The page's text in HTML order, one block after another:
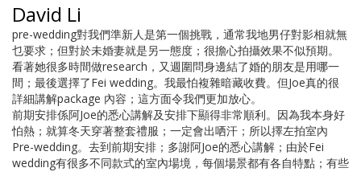
David Li
pre-wedding對我們準新人是第一個挑戰，通常我地男仔對影相就無
乜要求；但對於未婚妻就是另一態度；很擔心拍攝效果不似預期。
看著她很多時間做research，又週圍問身邊結了婚的朋友是用哪一
間；最後選擇了Fei wedding。我最怕複雜暗藏收費。但Joe真的很
詳細講解package 內容；這方面令我們更加放心。
前期安排係阿Joe的悉心講解及安排下顯得非常順利。因為我本身好
怕熱；就算冬天穿著整套禮服；一定會出哂汗；所以擇左拍室內
Pre-wedding。去到前期安排；多謝阿Joe的悉心講解；由於Fei
wedding有很多不同款式的室內場境，每個場景都有各自特點；有些